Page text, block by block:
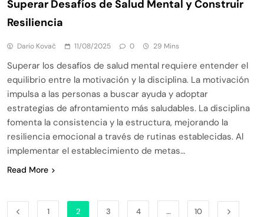
Superar Desafíos de Salud Mental y Construir
Resiliencia
Dario Kovač 11/08/2025 0 29 Mins
Superar los desafíos de salud mental requiere entender el
equilibrio entre la motivación y la disciplina. La motivación
impulsa a las personas a buscar ayuda y adoptar
estrategias de afrontamiento más saludables. La disciplina
fomenta la consistencia y la estructura, mejorando la
resiliencia emocional a través de rutinas establecidas. Al
implementar el establecimiento de metas…
Read More
1 2 3 4 … 10